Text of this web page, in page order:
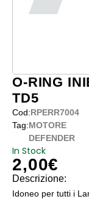
O-RING
TD5
Cod:RPERR7004
Tag:MOTORE
DEFENDER
In Stock
2,00€
Descrizione:
Idoneo per tutti i